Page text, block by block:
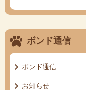
ボンド通信
ボンド通信
お知らせ